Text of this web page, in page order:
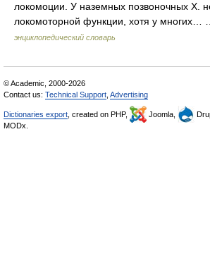
локомоции. У наземных позвоночных X.
локомоторной функции, хотя у
энциклопедический словарь
© Academic, 2000-2026
Contact us: Technical Support Advertising
Dictionaries export , created on PHP, Joomla,
MODx.